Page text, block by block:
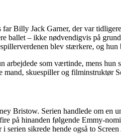
Billy Jack Garner, der var
ballet – ikke nødvendigvis på
blev stærkere, og
som værtinde, mens
skuespiller og filminstruktør
Bristow. Serien handlede om en
på hinanden følgende Emmy-
sikrede hende også to